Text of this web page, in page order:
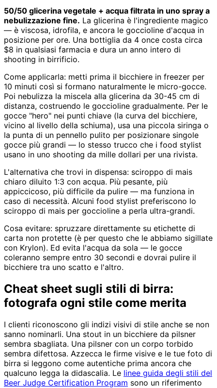
50/50 glicerina vegetale + acqua filtrata in uno spray a
nebulizzazione fine. La glicerina è l'ingrediente magico
— è viscosa, idrofila, e ancora le goccioline d'acqua in
posizione per ore. Una bottiglia da 4 once costa circa
$8 in qualsiasi farmacia e dura un anno intero di
shooting in birrificio.
Come applicarla: metti prima il bicchiere in freezer per
10 minuti così si formano naturalmente le micro-gocce.
Poi nebulizza la miscela alla glicerina da 30-45 cm di
distanza, costruendo le goccioline gradualmente. Per le
gocce "hero" nei punti chiave (la curva del bicchiere,
vicino al livello della schiuma), usa una piccola siringa o
la punta di un pennello pulito per posizionare singole
gocce più grandi — lo stesso trucco che i food stylist
usano in uno shooting da mille dollari per una rivista.
L'alternativa che trovi in dispensa: sciroppo di mais
chiaro diluito 1:3 con acqua. Più pesante, più
appiccicoso, più difficile da pulire — ma funziona in
caso di necessità. Alcuni food stylist preferiscono lo
sciroppo di mais per goccioline a perla ultra-grandi.
Cosa evitare: spruzzare direttamente su etichette di
carta non protette (è per questo che le abbiamo sigillate
con Krylon). Ed evita l'acqua da sola — le gocce
coleranno sempre entro 30 secondi e dovrai pulire il
bicchiere tra uno scatto e l'altro.
Cheat sheet sugli stili di birra:
fotografa ogni stile come merita
I clienti riconoscono gli indizi visivi di stile anche se non
sanno nominarli. Una stout in un bicchiere da pilsner
sembra sbagliata. Una pilsner con un corpo torbido
sembra difettosa. Azzecca le firme visive e le tue foto di
birra si leggono come autentiche prima ancora che
qualcuno legga la didascalia. Le linee guida degli stili del
Beer Judge Certification Program sono un riferimento